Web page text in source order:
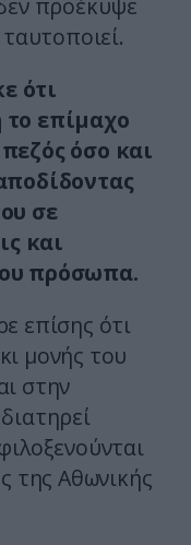
προέκυψε
ότι
το επίμαχο
όσο και
σε
και
πρόσωπα.
επίσης ότι
μονής του
στην
της Αθωνικής